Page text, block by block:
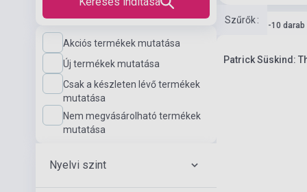
Akciós termékek mutatása
Új termékek mutatása
Csak a készleten lévő termékek
mutatása
Nem megvásárolható termékek
mutatása
Nyelvi szint
Szűrők:
Készlet: 1-10 darab
Patrick Süskind: